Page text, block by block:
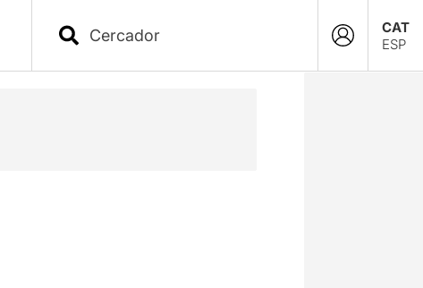
CAT
ESP